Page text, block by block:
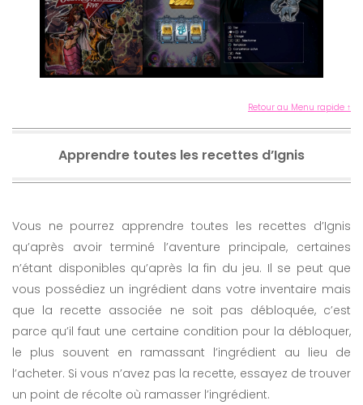
Retour au Menu rapide ↑
Apprendre toutes les recettes d’Ignis
Vous ne pourrez apprendre toutes les recettes d’Ignis
qu’après avoir terminé l’aventure principale, certaines
n’étant disponibles qu’après la fin du jeu. Il se peut que
vous possédiez un ingrédient dans votre inventaire mais
que la recette associée ne soit pas débloquée, c’est
parce qu’il faut une certaine condition pour la débloquer,
le plus souvent en ramassant l’ingrédient au lieu de
l’acheter. Si vous n’avez pas la recette, essayez de trouver
un point de récolte où ramasser l’ingrédient.